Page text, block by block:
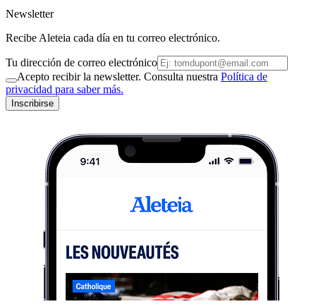
Newsletter
Recibe Aleteia cada día en tu correo electrónico.
Tu dirección de correo electrónico
Acepto recibir la newsletter. Consulta nuestra Política de
privacidad para saber más.
Inscribirse